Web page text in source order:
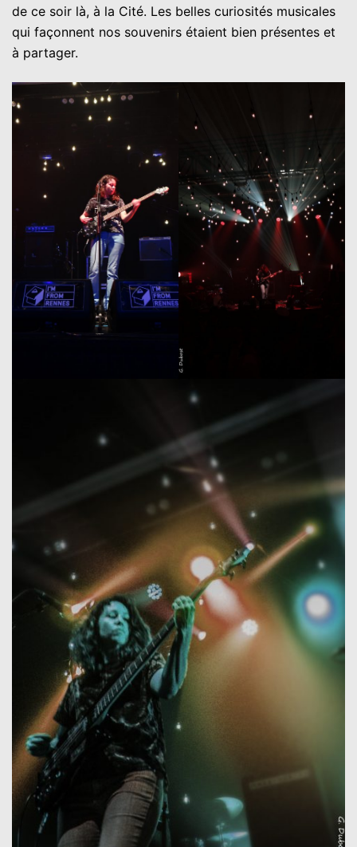
de ce soir là, à la Cité. Les belles curiosités musicales
qui façonnent nos souvenirs étaient bien présentes et
à partager.